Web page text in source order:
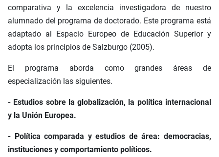
comparativa y la excelencia investigadora de nuestro
alumnado del programa de doctorado. Este programa está
adaptado al Espacio Europeo de Educación Superior y
adopta los principios de Salzburgo (2005).
El programa aborda como grandes áreas de
especialización las siguientes.
- Estudios sobre la globalización, la política internacional
y la Unión Europea.
- Política comparada y estudios de área: democracias,
instituciones y comportamiento políticos.